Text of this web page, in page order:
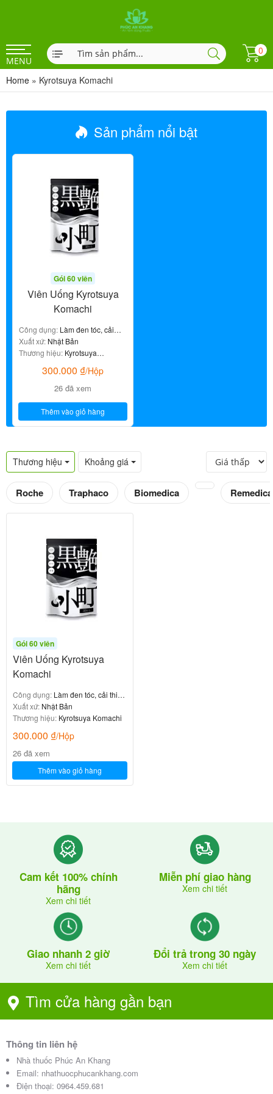
MENU
0
Home » Kyrotsuya Komachi
Sản phẩm nổi bật
Gói 60 viên
Viên Uống Kyrotsuya
Komachi
Công dụng: Làm đen tóc, cải
thiện tóc bạc sớm, dưỡng tóc
dày khỏe
Xuất xứ: Nhật Bản
Thương hiệu: Kyrotsuya
300.000 ₫/Hộp
26 đã xem
Thêm vào giỏ hàng
Thương hiệu Khoảng giá
Roche Traphaco Biomedica Remedica
Gói 60 viên
Viên Uống Kyrotsuya
Komachi
Công dụng: Làm đen tóc, cải thiện
tóc bạc sớm, dưỡng tóc dày khỏe
Xuất xứ: Nhật Bản
Thương hiệu: Kyrotsuya Komachi
300.000 ₫/Hộp
26 đã xem
Thêm vào giỏ hàng
Cam kết 100% chính
hãng
Xem chi tiết
Miễn phí giao hàng
Xem chi tiết
Giao nhanh 2 giờ
Xem chi tiết
Đổi trả trong 30 ngày
Xem chi tiết
Tìm cửa hàng gần bạn
Thông tin liên hệ
Nhà thuốc Phúc An Khang
Email: nhathuocphucankhang.com
Điện thoại: 0964.459.681